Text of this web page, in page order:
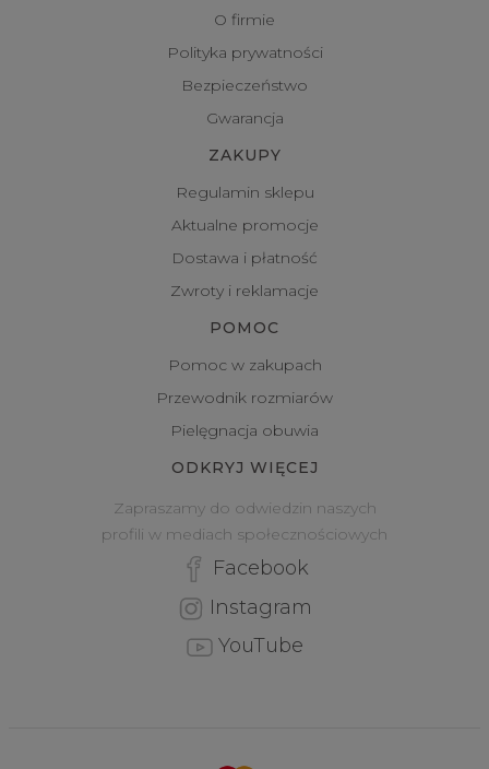
O firmie
Polityka prywatności
Bezpieczeństwo
Gwarancja
ZAKUPY
Regulamin sklepu
Aktualne promocje
Dostawa i płatność
Zwroty i reklamacje
POMOC
Pomoc w zakupach
Przewodnik rozmiarów
Pielęgnacja obuwia
ODKRYJ WIĘCEJ
Zapraszamy do odwiedzin naszych
profili w mediach społecznościowych
Facebook
Instagram
YouTube